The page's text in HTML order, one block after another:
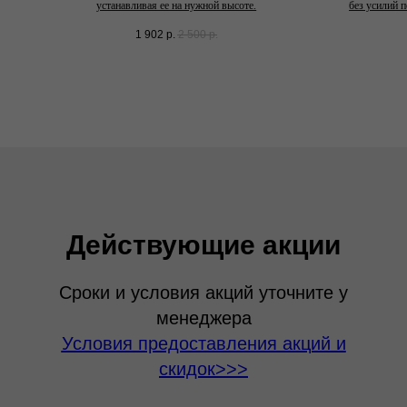
устанавливая ее на нужной высоте.
1 902 р. 2 500 р.
без усилий
Действующие акции
Сроки и условия акций уточните у
менеджера
Условия предоставления акций и
скидок>>>